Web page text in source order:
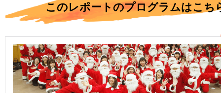
このレポートのプログラムはこち